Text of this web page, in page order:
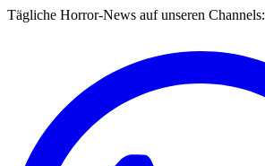
Tägliche Horror-News auf unseren Channels: